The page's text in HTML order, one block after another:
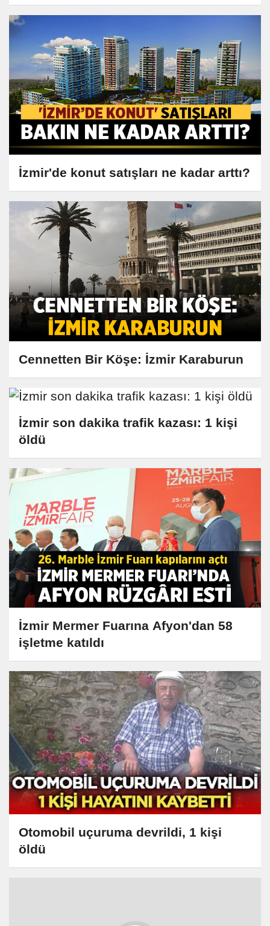
İzmir'de konut satışları ne kadar arttı?
Cennetten Bir Köşe: İzmir Karaburun
İzmir son dakika trafik kazası: 1 kişi
öldü
İzmir Mermer Fuarına Afyon'dan 58
işletme katıldı
Otomobil uçuruma devrildi, 1 kişi
öldü